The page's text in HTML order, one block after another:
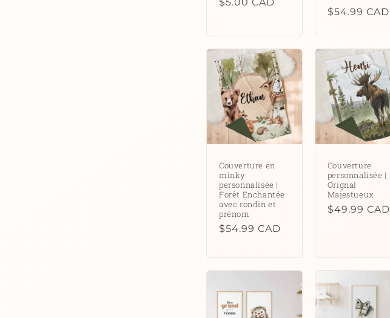
Prix
$5.00 CAD
Prix
$54.99 CAD
Couverture en
minky
personnalisée |
Forêt Enchantée
avec rondin et
prénom
Prix
$54.99 CAD
Couverture
personnalisée |
Orignal
Majestueux
Prix
$49.99 CAD